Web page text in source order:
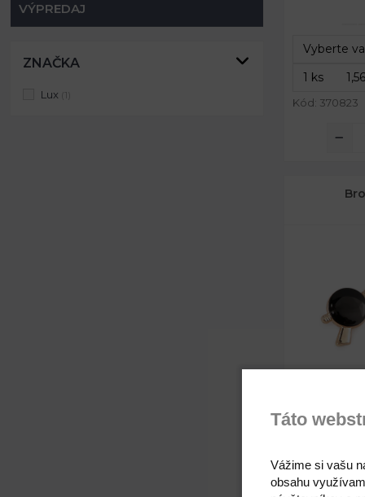
VÝPREDAJ
ZNAČKA
Lux (1)
Kód: 370823
Dĺžka
Rozmery:
Táto
Vážime si vašu
obsahu